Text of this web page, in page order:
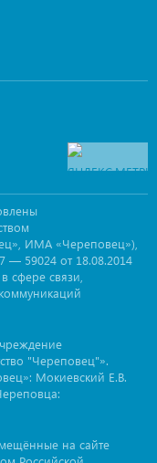
ИМА «Череповец»),
59024 от 18.08.2014
сфере связи,
"Череповец"».
Мокиевский Е.В.
на сайте